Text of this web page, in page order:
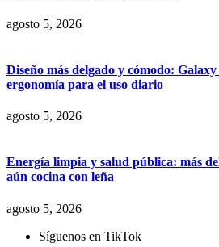
agosto 5, 2026
Diseño más delgado y cómodo:
ergonomía para el uso diario
agosto 5, 2026
Energía limpia y salud pública: más
aún cocina con leña
agosto 5, 2026
Síguenos en TikTok